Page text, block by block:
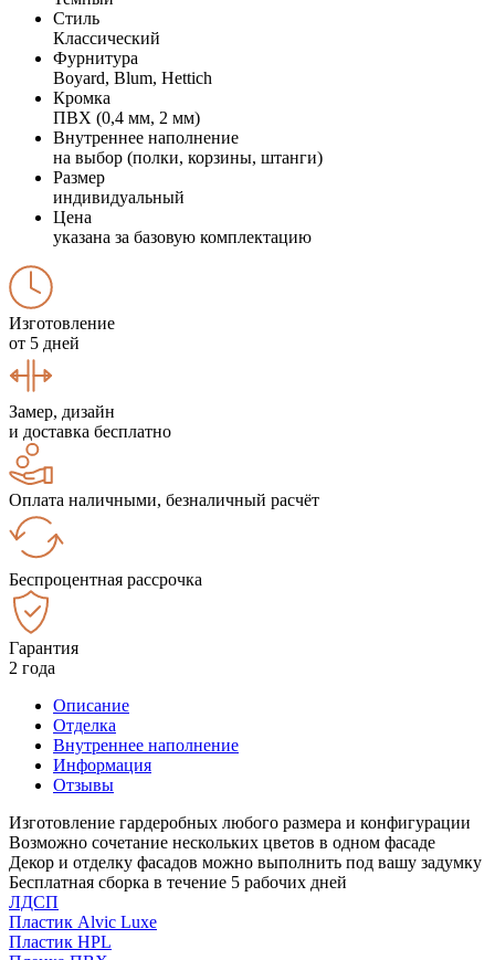
Стиль
Классический
Фурнитура
Boyard, Blum, Hettich
Кромка
ПВХ (0,4 мм, 2 мм)
Внутреннее наполнение
на выбор (полки, корзины, штанги)
Размер
индивидуальный
Цена
указана за базовую комплектацию
Изготовление
от 5 дней
Замер, дизайн
и доставка бесплатно
Оплата наличными, безналичный расчёт
Беспроцентная рассрочка
Гарантия
2 года
Описание
Отделка
Внутреннее наполнение
Информация
Отзывы
Изготовление гардеробных любого размера и конфигурации
Возможно сочетание нескольких цветов в одном фасаде
Декор и отделку фасадов можно выполнить под вашу задумку
Бесплатная сборка в течение 5 рабочих дней
ЛДСП
Пластик Alvic Luxe
Пластик HPL